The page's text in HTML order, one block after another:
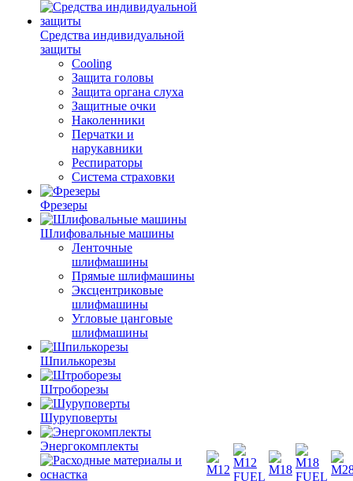
Средства индивидуальной
защиты
Cooling
Защита головы
Защита органа слуха
Защитные очки
Наколенники
Перчатки и
нарукавники
Респираторы
Система страховки
Фрезеры
Шлифовальные машины
Ленточные
шлифмашины
Прямые шлифмашины
Эксцентриковые
шлифмашины
Угловые цанговые
шлифмашины
Шпилькорезы
Штроборезы
Шуруповерты
Энергокомплекты